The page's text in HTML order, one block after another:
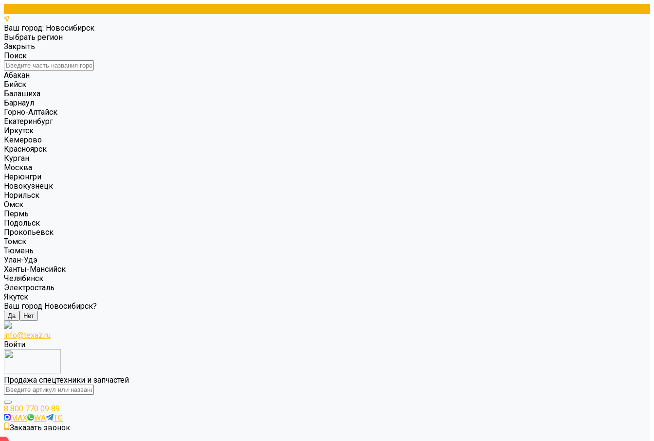
Ваш город: Новосибирск
Выбрать регион
Закрыть
Поиск
Абакан
Бийск
Балашиха
Барнаул
Горно-Алтайск
Екатеринбург
Иркутск
Кемерово
Красноярск
Курган
Москва
Нерюнгри
Новокузнецк
Норильск
Омск
Пермь
Подольск
Прокопьевск
Томск
Тюмень
Улан-Удэ
Ханты-Мансийск
Челябинск
Электросталь
Якутск
Ваш город Новосибирск?
Да Нет
info@texaz.ru
Войти
Продажа спецтехники и запчастей
8 800 770 09 89
MAX
WA
TG
Заказать звонок